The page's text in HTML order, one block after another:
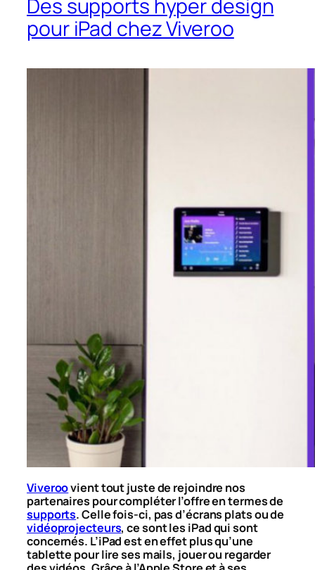
Des supports hyper design
pour iPad chez Viveroo
Viveroovient tout juste de rejoindre nos
partenaires pour compléter l’offre en termes de
supports. Celle fois-ci, pas d’écrans plats ou de
vidéoprojecteurs, ce sont les iPad qui sont
concernés. L’iPad est en effet plus qu’une
tablette pour lire ses mails, jouer ou regarder